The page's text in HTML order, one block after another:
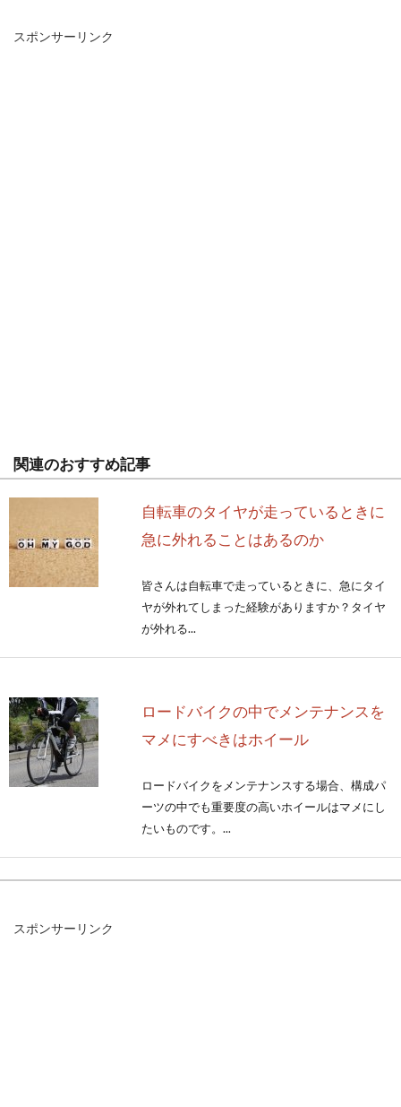
スポンサーリンク
関連のおすすめ記事
自転車のタイヤが走っているときに
急に外れることはあるのか
皆さんは自転車で走っているときに、急にタイ
ヤが外れてしまった経験がありますか？タイヤ
が外れる...
ロードバイクの中でメンテナンスを
マメにすべきはホイール
ロードバイクをメンテナンスする場合、構成パ
ーツの中でも重要度の高いホイールはマメにし
たいものです。...
スポンサーリンク